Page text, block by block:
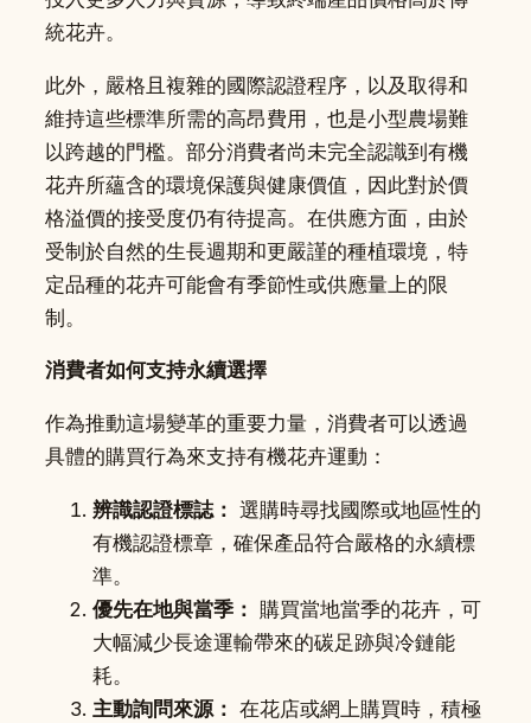
統花卉。
此外，嚴格且複雜的國際認證程序，以及取得和
維持這些標準所需的高昂費用，也是小型農場難
以跨越的門檻。部分消費者尚未完全認識到有機
花卉所蘊含的環境保護與健康價值，因此對於價
格溢價的接受度仍有待提高。在供應方面，由於
受制於自然的生長週期和更嚴謹的種植環境，特
定品種的花卉可能會有季節性或供應量上的限
制。
消費者如何支持永續選擇
作為推動這場變革的重要力量，消費者可以透過
具體的購買行為來支持有機花卉運動：
辨識認證標誌： 選購時尋找國際或地區性的
有機認證標章，確保產品符合嚴格的永續標
準。
優先在地與當季： 購買當地當季的花卉，可
大幅減少長途運輸帶來的碳足跡與冷鏈能
耗。
主動詢問來源： 在花店或網上購買時，積極